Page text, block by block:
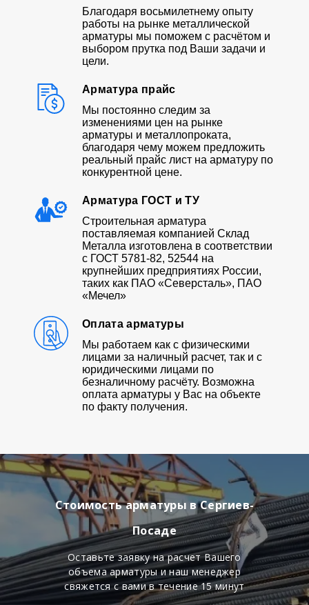
Благодаря восьмилетнему опыту
работы на рынке металлической
арматуры мы поможем с расчётом и
выбором прутка под Ваши задачи и
цели.
Арматура прайс
Мы постоянно следим за
изменениями цен на рынке
арматуры и металлопроката,
благодаря чему можем предложить
реальный прайс лист на арматуру по
конкурентной цене.
Арматура ГОСТ и ТУ
Строительная арматура
поставляемая компанией Склад
Металла изготовлена в соответствии
с ГОСТ 5781-82, 52544 на
крупнейших предприятиях России,
таких как ПАО «Северсталь», ПАО
«Мечел»
Оплата арматуры
Мы работаем как с физическими
лицами за наличный расчет, так и с
юридическими лицами по
безналичному расчёту. Возможна
оплата арматуры у Вас на объекте
по факту получения.
Стоимость арматуры в Сергиев-
Посаде
Оставьте заявку на расчет Вашего
объема арматуры и наш менеджер
свяжется с вами в течение 15 минут